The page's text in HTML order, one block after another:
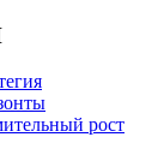
рост